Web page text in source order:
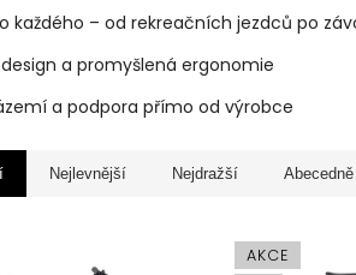
každého – od rekreačních jezdců po
a promyšlená ergonomie
a podpora přímo od výrobce
Nejlevnější Nejdražší Abecedně
AKCE